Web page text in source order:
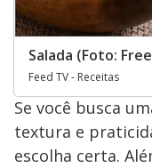
Salada (Foto:
Feed TV - Receitas
Se você busca
textura e
escolha certa.